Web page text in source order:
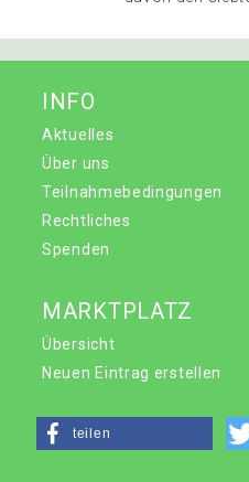
INFO
Aktuelles
Über uns
Teilnahmebedingungen
Rechtliches
Spenden
MARKTPLATZ
Übersicht
Neuen Eintrag erstellen
teilen